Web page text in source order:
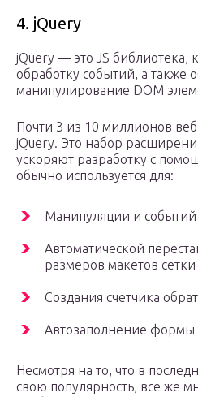
4. jQuery
jQuery — это JS библиотека,
обработку событий, а также
манипулирование DOM
Почти 3 из 10 миллионов
jQuery. Это набор
ускоряют разработку с
обычно используется для:
Манипуляции и событий
Автоматической
размеров макетов сетки
Создания счетчика
Автозаполнение формы
Несмотря на то, что в
свою популярность, все же